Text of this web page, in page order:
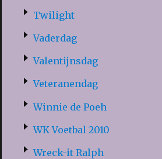
Twilight
Vaderdag
Valentijnsdag
Veteranendag
Winnie de Poeh
WK Voetbal 2010
Wreck-it Ralph